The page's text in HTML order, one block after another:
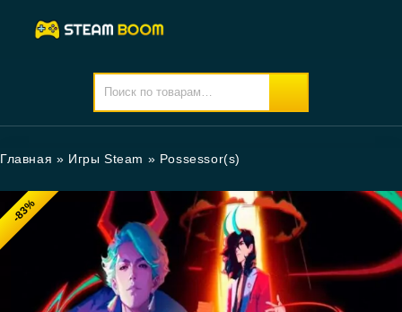
Главная » Игры Steam » Possessor(s)
-83%